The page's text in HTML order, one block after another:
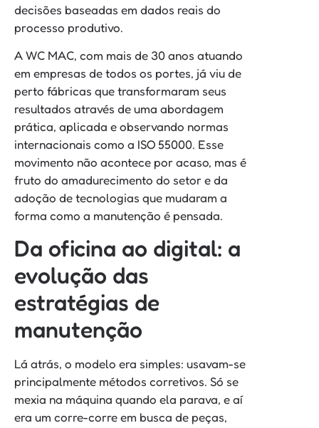
decisões baseadas em dados reais do
processo produtivo.
A WC MAC, com mais de 30 anos atuando
em empresas de todos os portes, já viu de
perto fábricas que transformaram seus
resultados através de uma abordagem
prática, aplicada e observando normas
internacionais como a ISO 55000. Esse
movimento não acontece por acaso, mas é
fruto do amadurecimento do setor e da
adoção de tecnologias que mudaram a
forma como a manutenção é pensada.
Da oficina ao digital: a
evolução das
estratégias de
manutenção
Lá atrás, o modelo era simples: usavam-se
principalmente métodos corretivos. Só se
mexia na máquina quando ela parava, e aí
era um corre-corre em busca de peças,